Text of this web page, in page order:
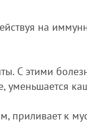
на
С этими
уменьшается
к